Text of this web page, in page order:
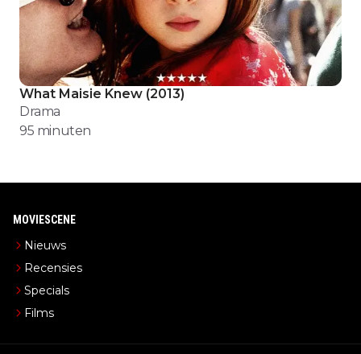
What Maisie Knew (2013)
Drama
95 minuten
MOVIESCENE
Nieuws
Recensies
Specials
Films